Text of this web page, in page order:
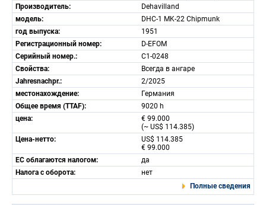
Производитель:
Dehavilland
модель:
DHC-1 MK-22 Chipmunk
год выпуска:
1951
Регистрационный номер:
D-EFOM
Серийный номер.:
C1-0248
Свойства:
Всегда в ангаре
Jahresnachpr.:
2/2025
местонахождение:
Германия
Общее время (TTAF):
9020 h
цена:
€ 99.000
(~ US$ 114.385)
Цена-нетто:
US$ 114.385
€ 99.000
ЕС облагаются налогом:
да
Налога с оборота:
нет
Полные сведения